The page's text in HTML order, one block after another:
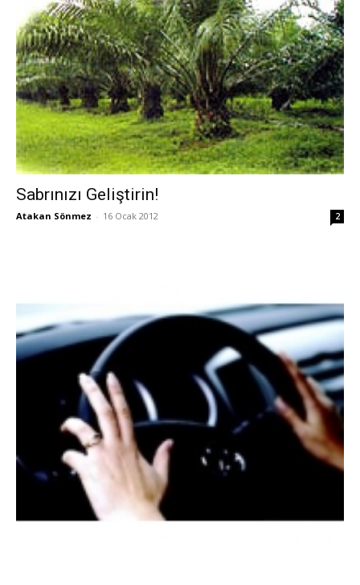
Sabrınızı Geliştirin!
Atakan Sönmez - 16 Ocak 2012 2